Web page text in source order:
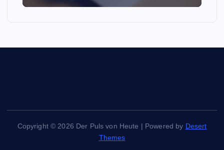
Copyright © 2026 Der Puls von Heute | Powered by Desert
Themes